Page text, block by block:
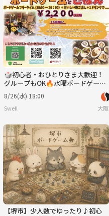
🎲初心者・おひとりさま大歓迎！
グループもOK🔥水曜ボードゲーム
会 ご飯＋ドリンク付きで¥2,200｜
東三国・新大阪
8/26(水) 18:00
Swell 大阪
【堺市】少人数でゆったり♪初心